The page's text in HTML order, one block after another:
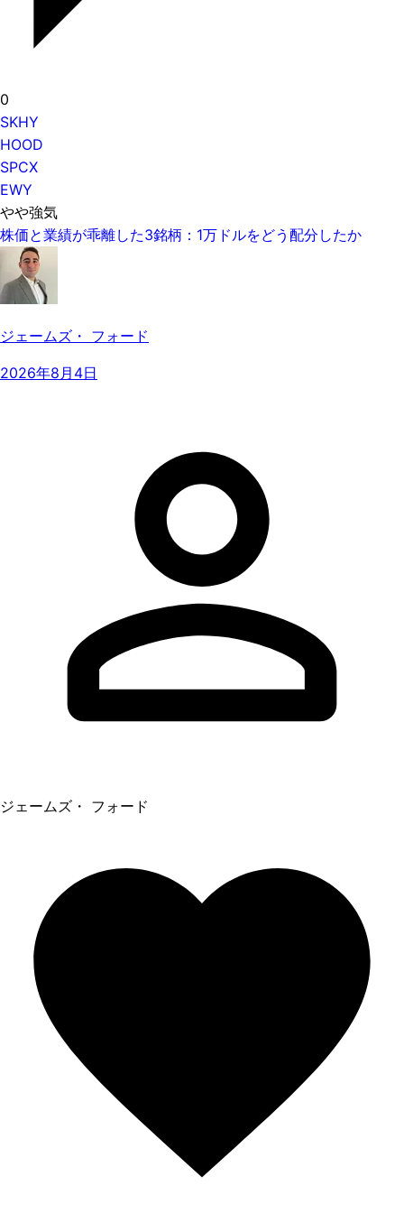
0
SKHY
HOOD
SPCX
EWY
やや強気
株価と業績が乖離した3銘柄：1万ドルをどう配分したか
ジェームズ・ フォード
2026年8月4日
ジェームズ・ フォード